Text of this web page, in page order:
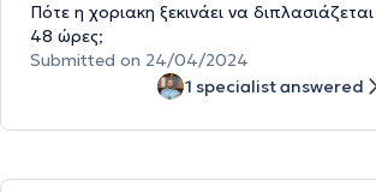
Πότε η χοριακη ξεκινάει να
48 ώρες;
Submitted on 24/04/2024
1 specialist answered